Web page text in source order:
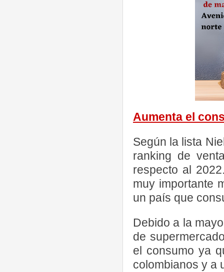
Aumenta el
Según la lista
ranking de
respecto al
muy importante
un país que
Debido a la
de
el consumo ya
colombianos y a